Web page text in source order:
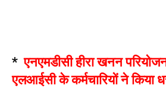
* एनएमडीसी हीरा खनन
एलआईसी के कर्मचारियों ने किया